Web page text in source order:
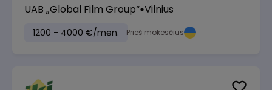
UAB „Global Film Group“ Vilnius
1200 - 4000 €/mėn. Prieš mokesčius